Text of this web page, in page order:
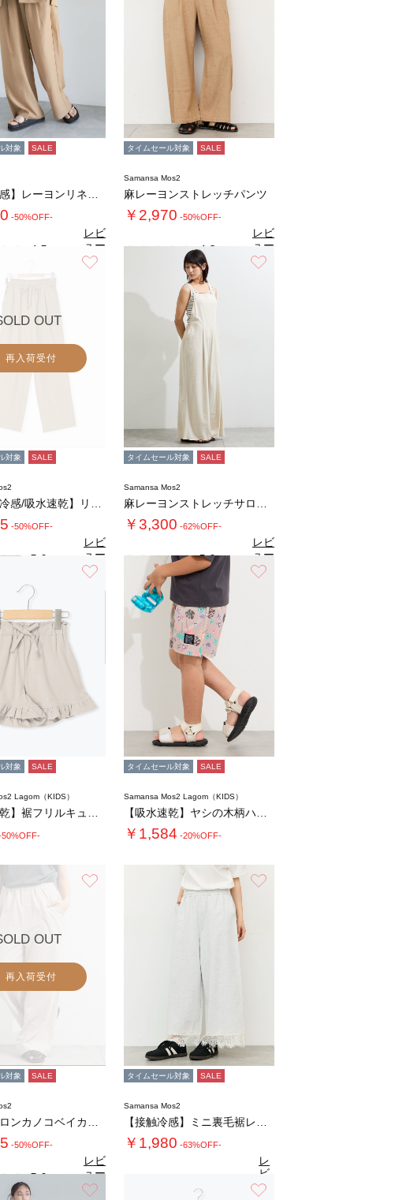
対象 SALE
-50%OFF-
4.5
レビ
ュー
を見
る
タイムセール対象 SALE
Samansa Mos2
麻レーヨンストレッチパンツ
￥2,970 -50%OFF-
4.8
レビ
ュー
を見
る
OUT
再入荷受付
対象 SALE
-50%OFF-
5.0
レビ
ュー
を見
る
タイムセール対象 SALE
Samansa Mos2
￥3,300 -62%OFF-
5.0（1）
レビ
ュー
を見
る
対象 SALE
Lagom（KIDS）
50%OFF-
タイムセール対象 SALE
Samansa Mos2 Lagom（KIDS）
￥1,584 -20%OFF-
OUT
再入荷受付
対象 SALE
-50%OFF-
5.0（2）
レビ
ュー
を見
タイムセール対象 SALE
Samansa Mos2
￥1,980 -63%OFF-
レ
ビ
ュ